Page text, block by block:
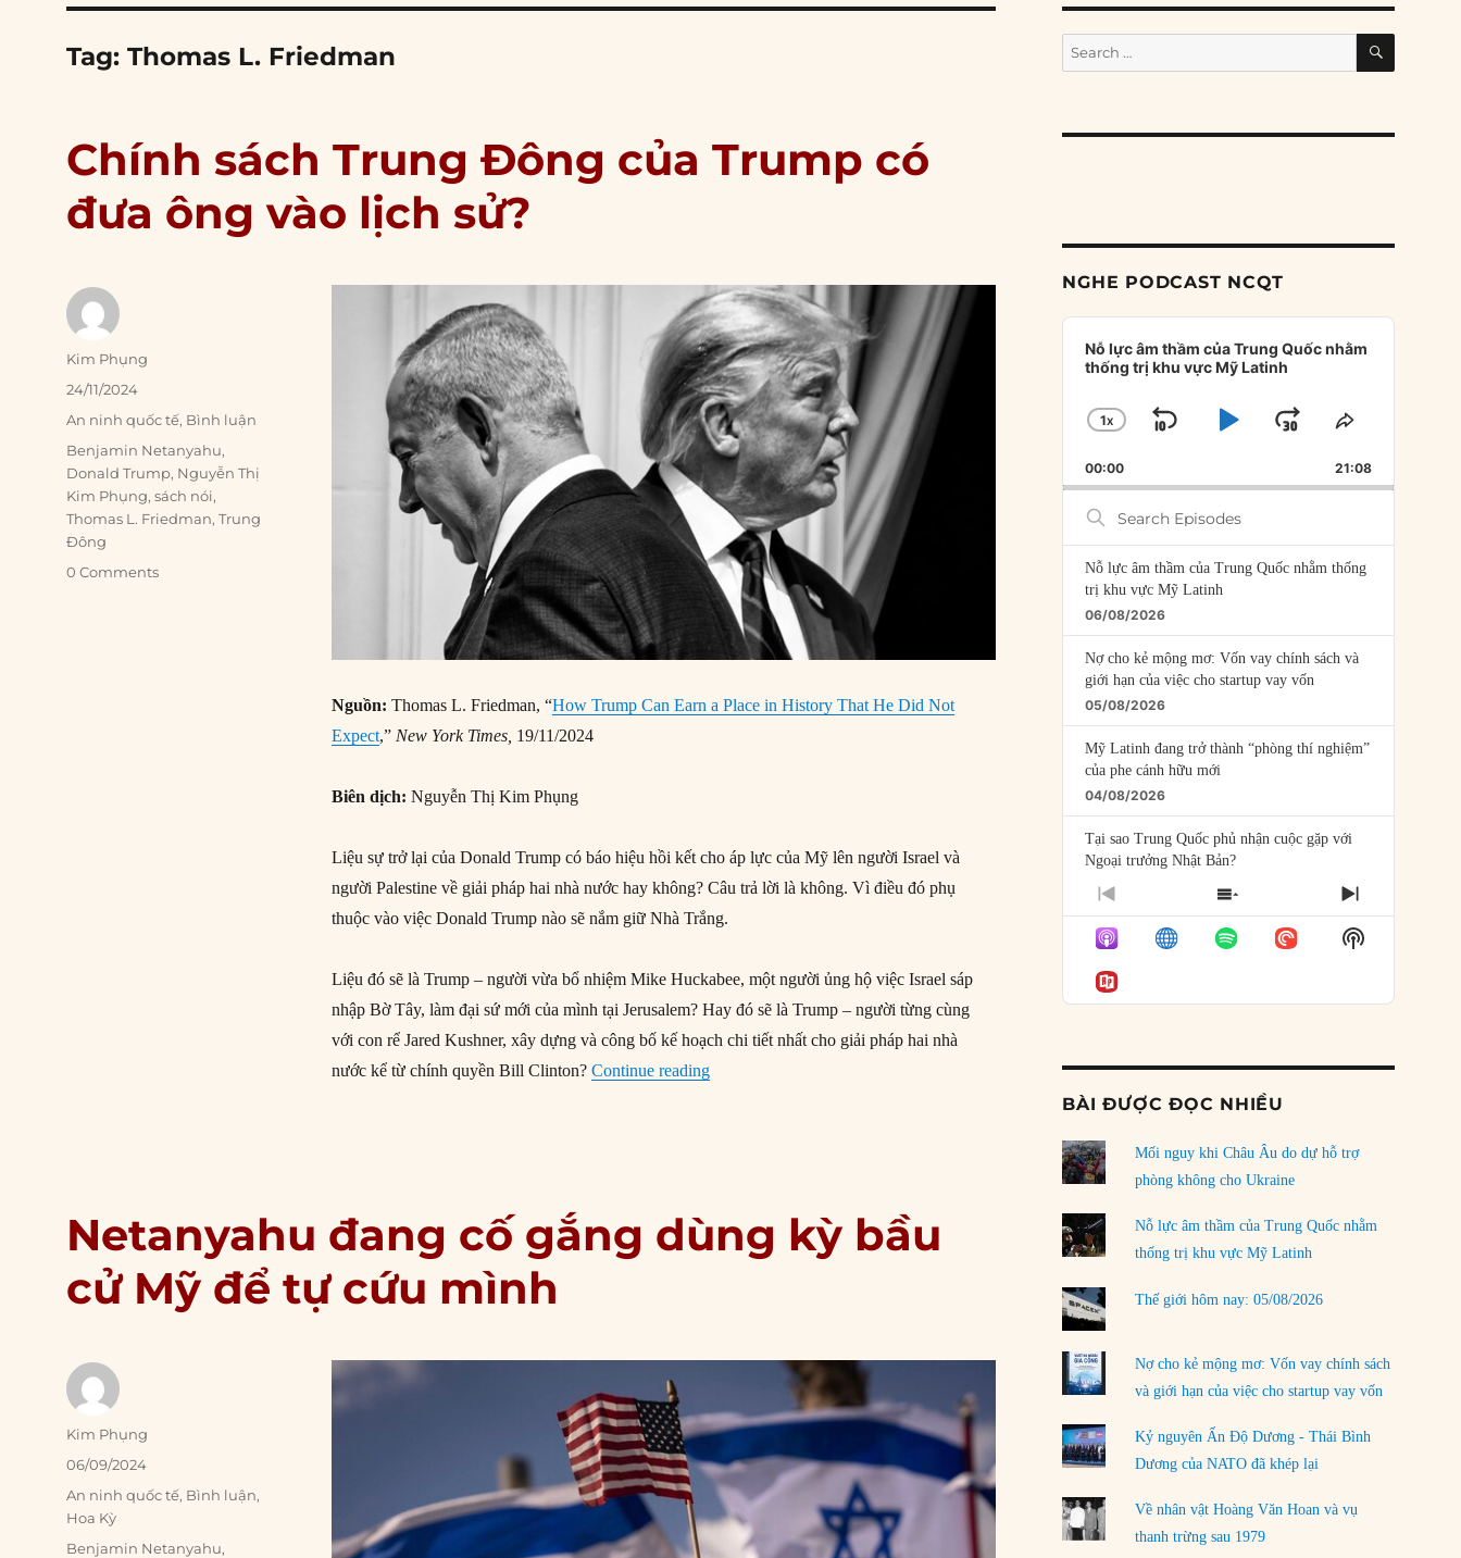
Tag:Thomas L. Friedman
Chính sách Trung Đông của Trump có
đưa ông vào lịch sử?
Nguồn: Thomas L. Friedman, “How Trump Can Earn a Place in History That He Did Not
Expect,” New York Times, 19/11/2024
Biên dịch: Nguyễn Thị Kim Phụng
Liệu sự trở lại của Donald Trump có báo hiệu hồi kết cho áp lực của Mỹ lên người Israel và
người Palestine về giải pháp hai nhà nước hay không? Câu trả lời là không. Vì điều đó phụ
thuộc vào việc Donald Trump nào sẽ nắm giữ Nhà Trắng.
Liệu đó sẽ là Trump – người vừa bổ nhiệm Mike Huckabee, một người ủng hộ việc Israel sáp
nhập Bờ Tây, làm đại sứ mới của mình tại Jerusalem? Hay đó sẽ là Trump – người từng cùng
với con rể Jared Kushner, xây dựng và công bố kế hoạch chi tiết nhất cho giải pháp hai nhà
nước kể từ chính quyền Bill Clinton?Continue reading“Chính sách Trung Đông của Trump có đưa ông vào lịch sử?”
Author
Kim Phụng
Posted
24/11/2024
Categories
An ninh quốc tế, Bình luận
Tags
Benjamin Netanyahu,
Donald Trump, Nguyễn Thị
Kim Phụng,sách nói,
Thomas L. Friedman,Trung
Đông
0 Comments
Netanyahu đang cố gắng dùng kỳ bầu
cử Mỹ để tự cứu mình
Author
Kim Phụng
Posted
06/09/2024
Categories
An ninh quốc tế, Bình luận,
Hoa Kỳ
Tags
Benjamin Netanyahu,
Search
for:
SEARCH
NGHE PODCAST NCQT
Audio
Player
Nỗ lực âm thầm của Trung Quốc nhằm
thống trị khu vực Mỹ Latinh
CHANGE
RATE
1X
SKIP
BACKWARD
PLAYJUMP
FORWARD
SHARE
EPISODE
00:00 21:08
Search
Episodes
Nỗ lực âm thầm của Trung Quốc nhằm thống
trị khu vực Mỹ Latinh
06/08/2026
Nợ cho kẻ mộng mơ: Vốn vay chính sách và
giới hạn của việc cho startup vay vốn
05/08/2026
Mỹ Latinh đang trở thành “phòng thí nghiệm”
của phe cánh hữu mới
04/08/2026
Tại sao Trung Quốc phủ nhận cuộc gặp với
Ngoại trưởng Nhật Bản?
04/08/2026
Điểm mù chiến lược của Trump tại Thái Bình
Dương
03/08/2026
rủi ro
01/08/2026
31/07/2026
phải chịu đựng?
30/07/2026
Tập tìm cách chôn vùi bê bối chấn động vòng
tròn thân cận của mình
LOAD MORE
PREVIOUS
EPISODE
SHOW
EPISODES
LIST
NEXT
EPISODE
Show
Podcast
BÀI ĐƯỢC ĐỌC NHIỀU
Mối nguy khi Châu Âu do dự hỗ trợ
phòng không cho Ukraine
Nỗ lực âm thầm của Trung Quốc nhằm
thống trị khu vực Mỹ Latinh
Thế giới hôm nay: 05/08/2026
Nợ cho kẻ mộng mơ: Vốn vay chính sách
và giới hạn của việc cho startup vay vốn
Kỷ nguyên Ấn Độ Dương - Thái Bình
Dương của NATO đã khép lại
Về nhân vật Hoàng Văn Hoan và vụ
thanh trừng sau 1979